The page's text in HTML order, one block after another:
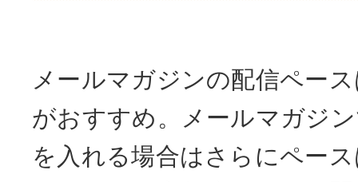
メールマガジンの配信ペー
がおすすめ。メールマガジ
を入れる場合はさらにペー